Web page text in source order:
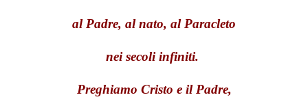
al Padre, al nato, al Paracleto
nei secoli infiniti.
Preghiamo Cristo e il Padre,